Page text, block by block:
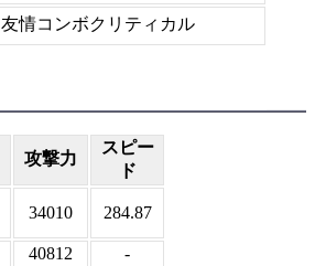
友情コンボクリティカル
攻撃力
スピー
ド
34010 284.87
40812 -